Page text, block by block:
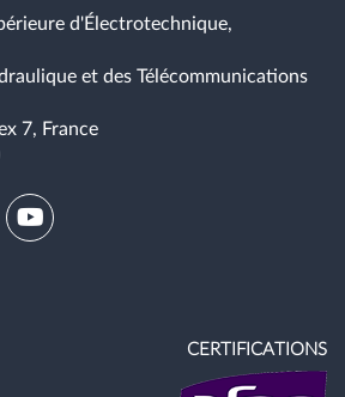
d'Électrotechnique,
et des Télécommunications
7, France
CERTIFICATIONS